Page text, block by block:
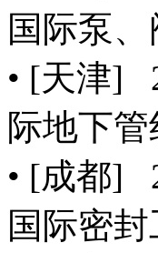
国际泵
• [天津]
际地下
• [成都]
国际密